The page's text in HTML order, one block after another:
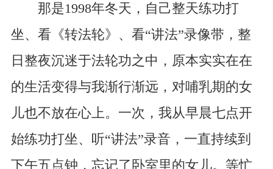
那是1998年冬天，自己整天练功打
坐、看《转法轮》、看“讲法”录像带，整
日整夜沉迷于法轮功之中，原本实实在在
的生活变得与我渐行渐远，对哺乳期的女
儿也不放在心上。一次，我从早晨七点开
始练功打坐、听“讲法”录音，一直持续到
下午五点钟，忘记了卧室里的女儿。等忙